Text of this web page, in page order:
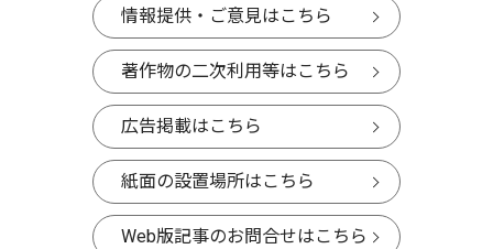
情報提供・ご意見はこちら
著作物の二次利用等はこちら
広告掲載はこちら
紙面の設置場所はこちら
Web版記事のお問合せはこちら